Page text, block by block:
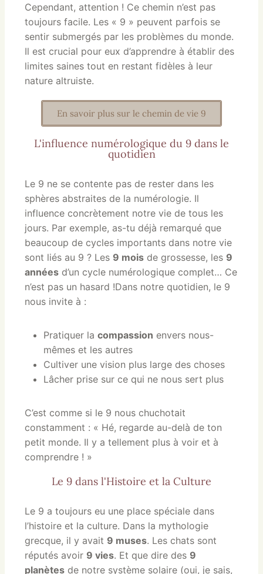
Cependant, attention ! Ce chemin n’est pas
toujours facile. Les « 9 » peuvent parfois se
sentir submergés par les problèmes du monde.
Il est crucial pour eux d’apprendre à établir des
limites saines tout en restant fidèles à leur
nature altruiste.
En savoir plus sur le chemin de vie 9
L'influence numérologique du 9 dans le
quotidien
Le 9 ne se contente pas de rester dans les
sphères abstraites de la numérologie. Il
influence concrètement notre vie de tous les
jours. Par exemple, as-tu déjà remarqué que
beaucoup de cycles importants dans notre vie
sont liés au 9 ? Les 9 mois de grossesse, les 9
années d’un cycle numérologique complet… Ce
n’est pas un hasard !Dans notre quotidien, le 9
nous invite à :
Pratiquer la compassion envers nous-
mêmes et les autres
Cultiver une vision plus large des choses
Lâcher prise sur ce qui ne nous sert plus
C’est comme si le 9 nous chuchotait
constamment : « Hé, regarde au-delà de ton
petit monde. Il y a tellement plus à voir et à
comprendre ! »
Le 9 dans l'Histoire et la Culture
Le 9 a toujours eu une place spéciale dans
l’histoire et la culture. Dans la mythologie
grecque, il y avait 9 muses. Les chats sont
réputés avoir 9 vies. Et que dire des 9
planètes de notre système solaire (oui, je sais,